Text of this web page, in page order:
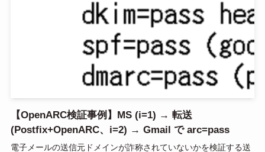
【OpenARC検証事例】MS (i=1) → 転送
(Postfix+OpenARC、i=2) → Gmail で arc=pass
電子メールの送信元ドメインが詐称されていないかを検証する送